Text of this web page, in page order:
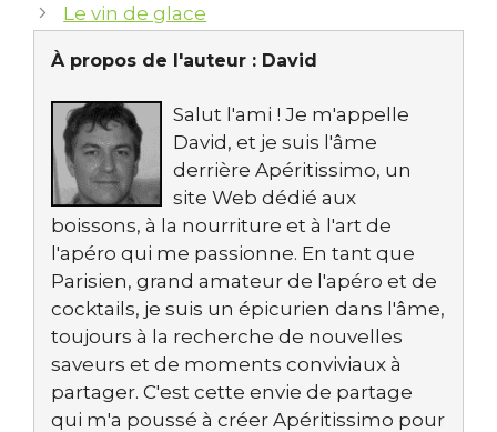
Le vin de glace
À propos de l'auteur : David
Salut l'ami ! Je m'appelle
David, et je suis l'âme
derrière Apéritissimo, un
site Web dédié aux
boissons, à la nourriture et à l'art de
l'apéro qui me passionne. En tant que
Parisien, grand amateur de l'apéro et de
cocktails, je suis un épicurien dans l'âme,
toujours à la recherche de nouvelles
saveurs et de moments conviviaux à
partager. C'est cette envie de partage
qui m'a poussé à créer Apéritissimo pour